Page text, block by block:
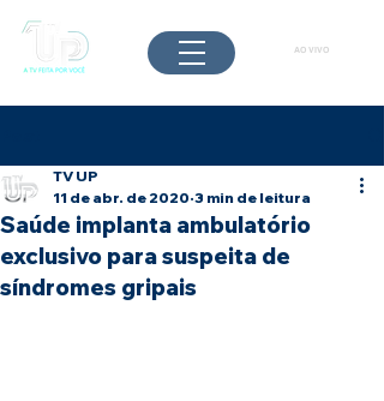
AO VIVO
Saúde implanta ambulatório
exclusivo para suspeita de
síndromes gripais
TV UP
11 de abr. de 2020 3 min de leitura